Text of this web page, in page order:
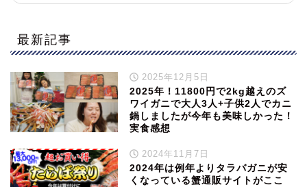
最新記事
2025年12月5日
2025年！11800円で2kg越えのズ
ワイガニで大人3人+子供2人でカニ
鍋しましたが今年も美味しかった！
実食感想
2024年11月7日
2024年は例年よりタラバガニが安
くなっている蟹通販サイトがここ